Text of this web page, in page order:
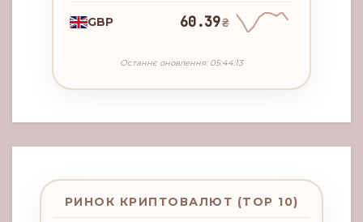
GBP 60.39₴
Останнє оновлення: 05:44:13
РИНОК КРИПТОВАЛЮТ (TOP 10)